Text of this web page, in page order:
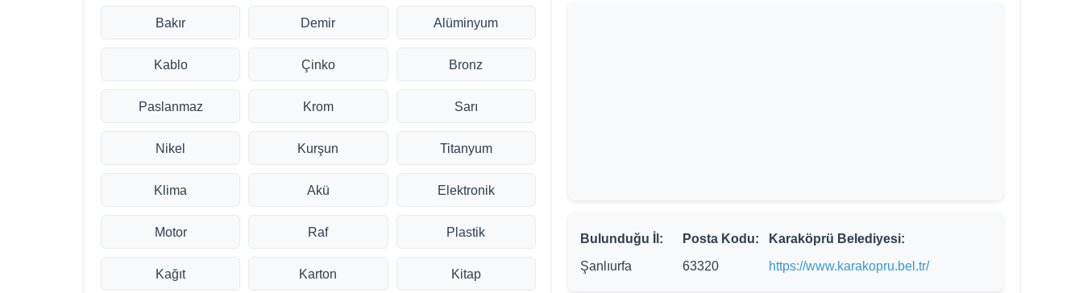
Bakır Demir Alüminyum
Kablo Çinko Bronz
Paslanmaz Krom Sarı
Nikel Kurşun Titanyum
Klima Akü Elektronik
Motor Raf Plastik
Kağıt Karton Kitap
Bulunduğu İl:
Şanlıurfa
Posta Kodu:
63320
Karaköprü Belediyesi:
https://www.karakopru.bel.tr/